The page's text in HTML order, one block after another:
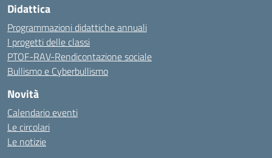
Didattica
Programmazioni didattiche annuali
I progetti delle classi
PTOF-RAV-Rendicontazione sociale
Bullismo e Cyberbullismo
Novità
Calendario eventi
Le circolari
Le notizie